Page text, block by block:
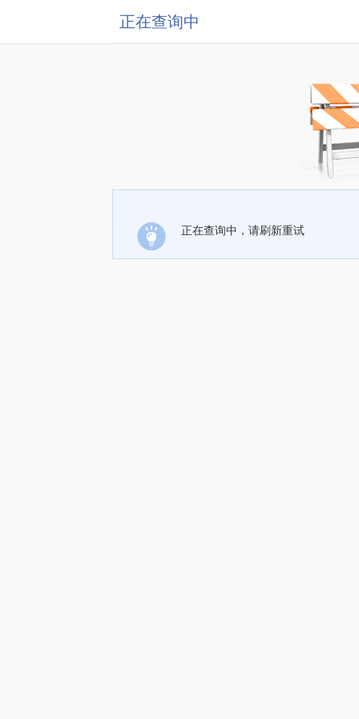
正在查询中
正在查询中，请刷新重试